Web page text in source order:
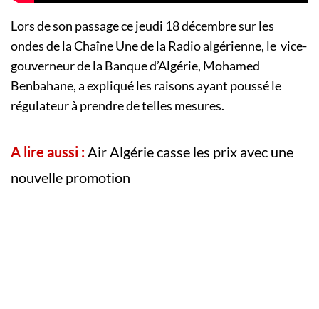
Lors de son passage ce jeudi 18 décembre sur les
ondes de la Chaîne Une de la Radio algérienne, le vice-
gouverneur de la Banque d’Algérie, Mohamed
Benbahane, a expliqué les raisons ayant poussé le
régulateur à prendre de telles mesures.
A lire aussi :Air Algérie casse les prix avec une
nouvelle promotion